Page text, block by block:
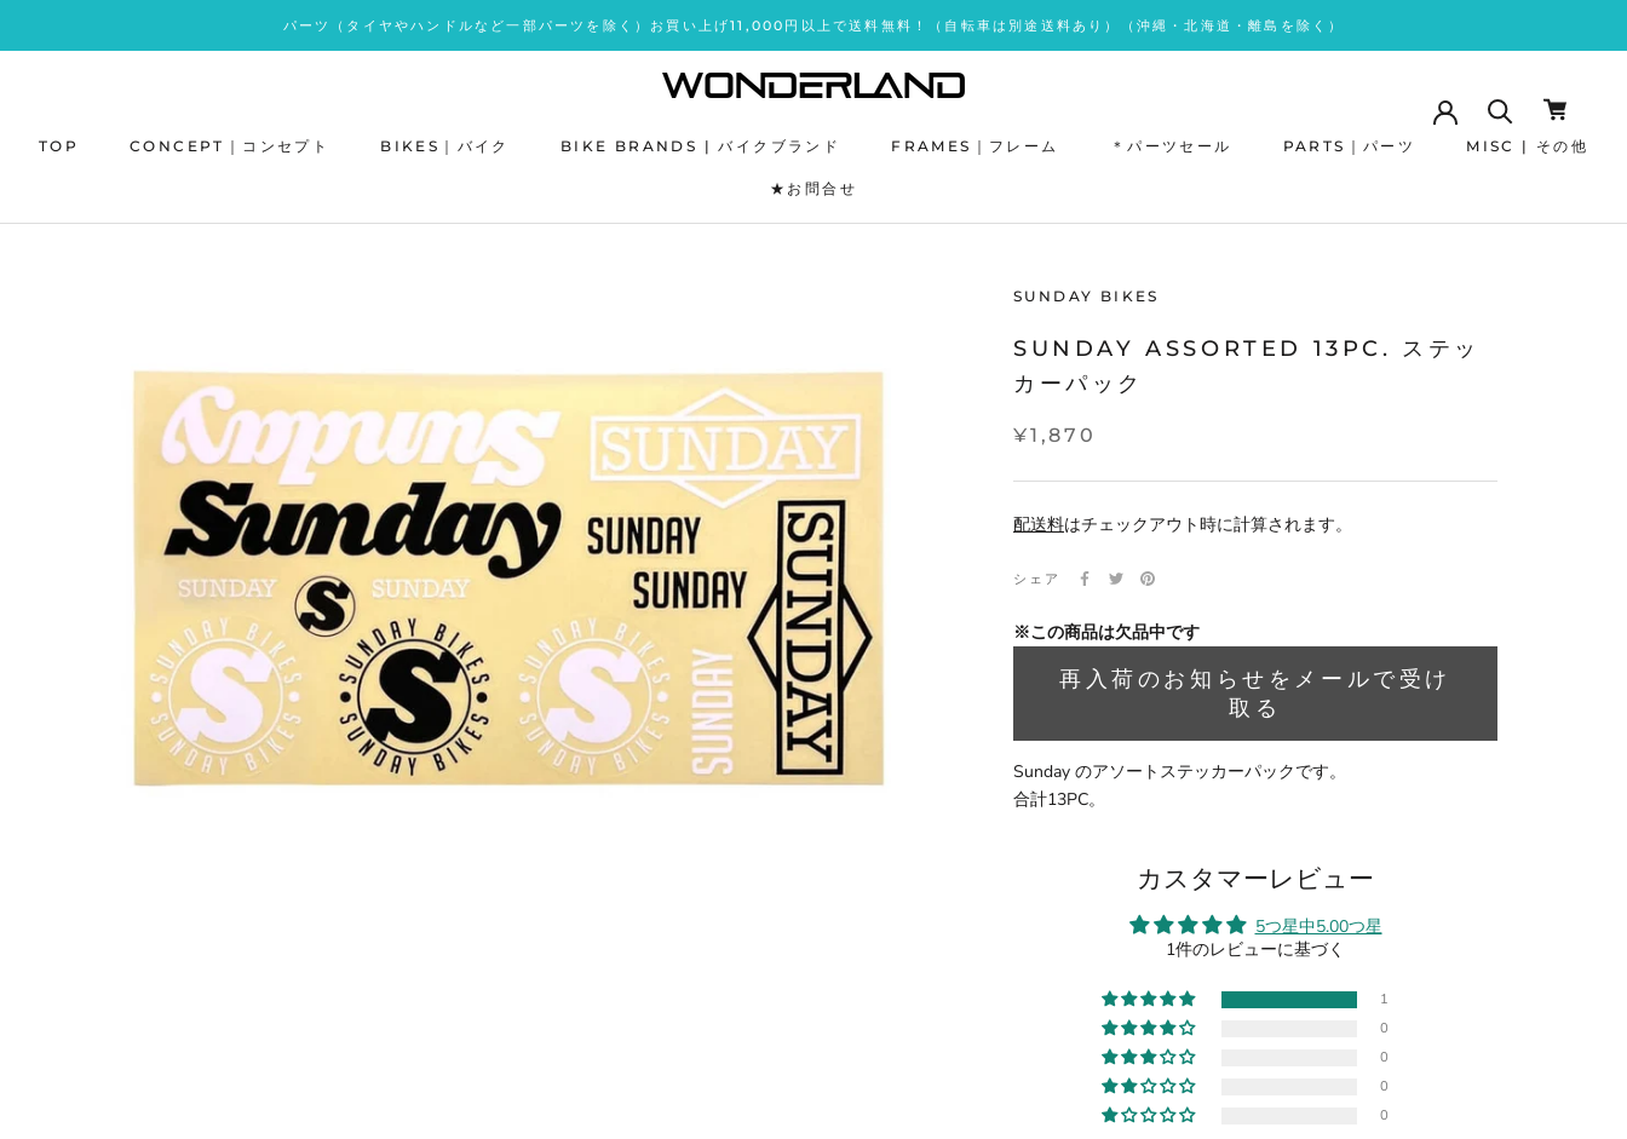
パーツ（タイヤやハンドルなど一部パーツを除く）お買い上げ11,000円以上で送料無料！（自転車は別途送料あり）（沖縄・北海道・離島を除く）
TOP CONCEPT｜コンセプト BIKES｜バイク BIKE BRANDS | バイクブランド FRAMES｜フレーム ＊パーツセール PARTS｜パーツ MISC | その他
★お問合せ
SUNDAY BIKES
SUNDAY ASSORTED 13PC. ステッ
カーパック
¥1,870
配送料はチェックアウト時に計算されます。
シェア
※この商品は欠品中です
再入荷のお知らせをメールで受け
取る
Sunday のアソートステッカーパックです。
合計13PC。
カスタマーレビュー
5つ星中5.00つ星
1件のレビューに基づく
1
0
0
0
0